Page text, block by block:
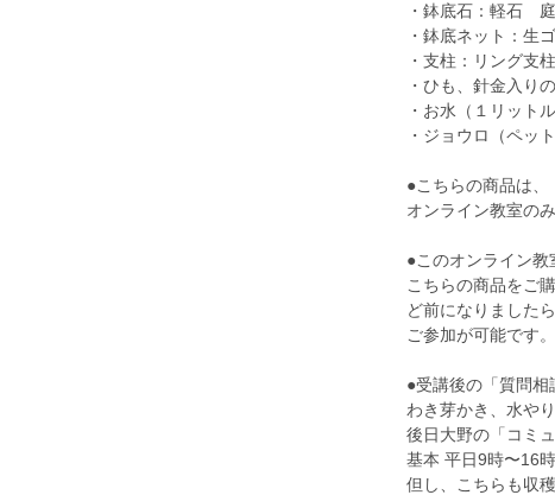
・鉢底石：軽石
・鉢底ネット：生
・支柱：リング支
・ひも、針金入り
・お水（１リットル
・ジョウロ（ペッ
●こちらの商品は、
オンライン教室の
●このオンライン教
こちらの商品をご
ど前になりました
ご参加が可能です。
●受講後の「質問相
わき芽かき、水や
後日大野の「コミ
基本 平日9時〜16
但し、こちらも収